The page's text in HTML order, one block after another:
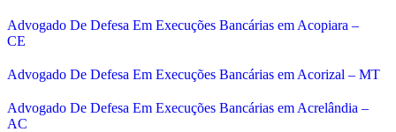
Advogado De Defesa Em Execuções Bancárias em Acopiara –
CE
Advogado De Defesa Em Execuções Bancárias em Acorizal – MT
Advogado De Defesa Em Execuções Bancárias em Acrelândia –
AC